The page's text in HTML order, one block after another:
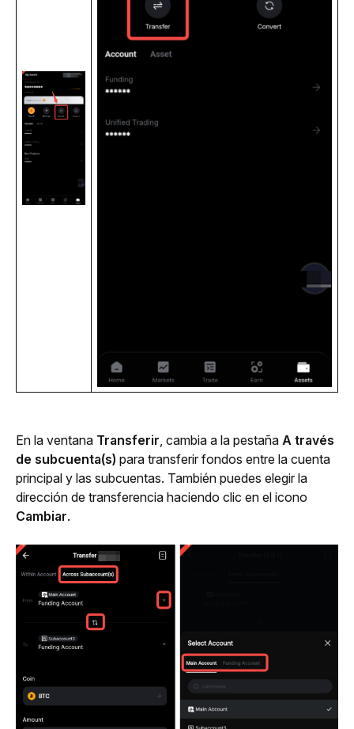
En la ventana Transferir, cambia a la pestaña A través
de subcuenta(s) para transferir fondos entre la cuenta
principal y las subcuentas. También puedes elegir la
Cambiar.